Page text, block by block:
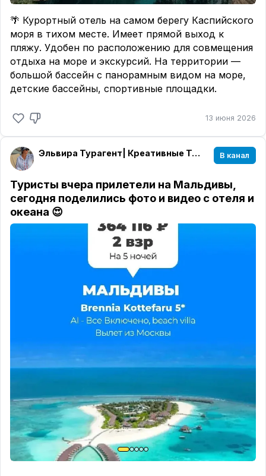
🌴 Курортный отель на самом берегу Каспийского
моря в тихом месте. Имеет прямой выход к
пляжу. Удобен по расположению для совмещения
отдыха на море и экскурсий. На территории —
большой бассейн с панорамным видом на море,
детские бассейны, спортивные площадки.
13 июня 2026
Эльвира Турагент| Креативные Туры| Уфа🌏✈️🌴 В канал
Туристы вчера прилетели на Мальдивы,
сегодня поделились фото и видео с отеля и
океана 😍